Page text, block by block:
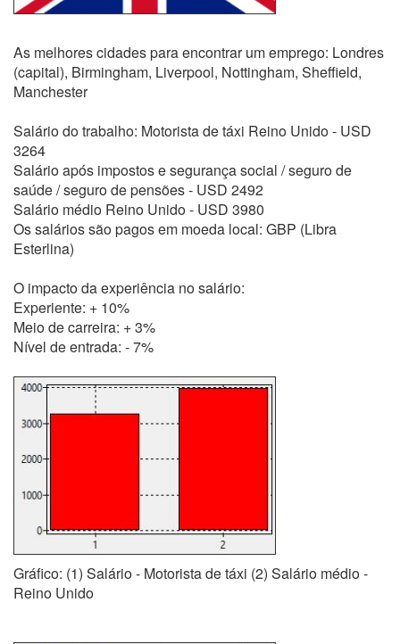
As melhores cidades para encontrar um emprego: Londres
(capital), Birmingham, Liverpool, Nottingham, Sheffield,
Manchester
Salário do trabalho: Motorista de táxi Reino Unido - USD
3264
Salário após impostos e segurança social / seguro de
saúde / seguro de pensões - USD 2492
Salário médio Reino Unido - USD 3980
Os salários são pagos em moeda local: GBP (Libra
Esterlina)
O impacto da experiência no salário:
Experiente: + 10%
Meio de carreira: + 3%
Nível de entrada: - 7%
Gráfico: (1) Salário - Motorista de táxi (2) Salário médio -
Reino Unido